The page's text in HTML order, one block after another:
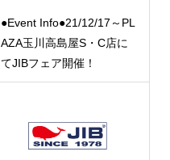
●Event Info●21/12/17～PL
AZA玉川高島屋S・C店に
てJIBフェア開催！